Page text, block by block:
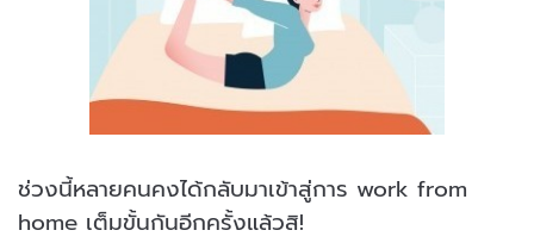
ช่วงนี้หลายคนคงได้กลับมาเข้าสู่การ work from
home เต็มขั้นกันอีกครั้งแล้วสิ!